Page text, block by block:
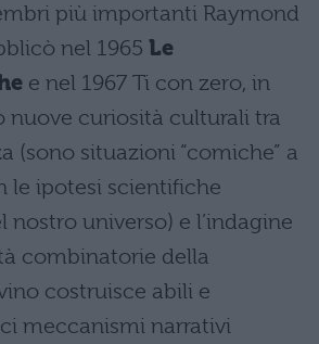
più importanti Raymond
nel 1965 Le
e nel 1967 Ti con zero, in
nuove curiosità culturali tra
(sono situazioni “comiche” a
le ipotesi scientifiche
nostro universo) e l’indagine
combinatorie della
costruisce abili e
meccanismi narrativi